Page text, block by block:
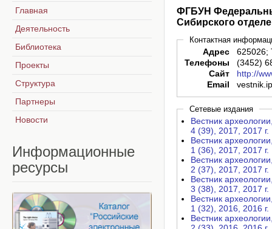
ФГБУН
Сибирского
Контактная
Адрес
625026;
Телефоны
(3452)
Сайт
http://
Email
Сетевые издания
Вестник
4 (39), 2017, 2017 г.
Вестник
1 (36), 2017, 2017 г.
Вестник
2 (37), 2017, 2017 г.
Вестник
3 (38), 2017, 2017 г.
Вестник
1 (32), 2016, 2016 г.
Вестник
Главная
Деятельность
Библиотека
Проекты
Структура
Партнеры
Новости
Информационные
ресурсы